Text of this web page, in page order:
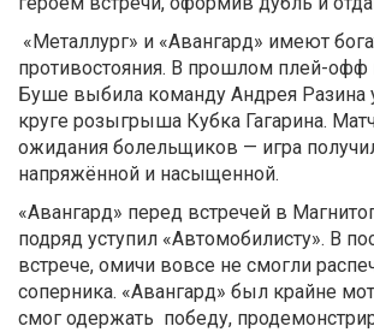
«Металлург» и «Авангард» имеют
противостояния. В прошлом плей-офф
Буше выбила команду Андрея
круге розыгрыша Кубка Гагарина.
ожидания болельщиков — игра
напряжённой и насыщенной.
«Авангард» перед встречей в
подряд уступил «Автомобилисту». В
встрече, омичи вовсе не смогли
соперника. «Авангард» был крайне
смог одержать победу,